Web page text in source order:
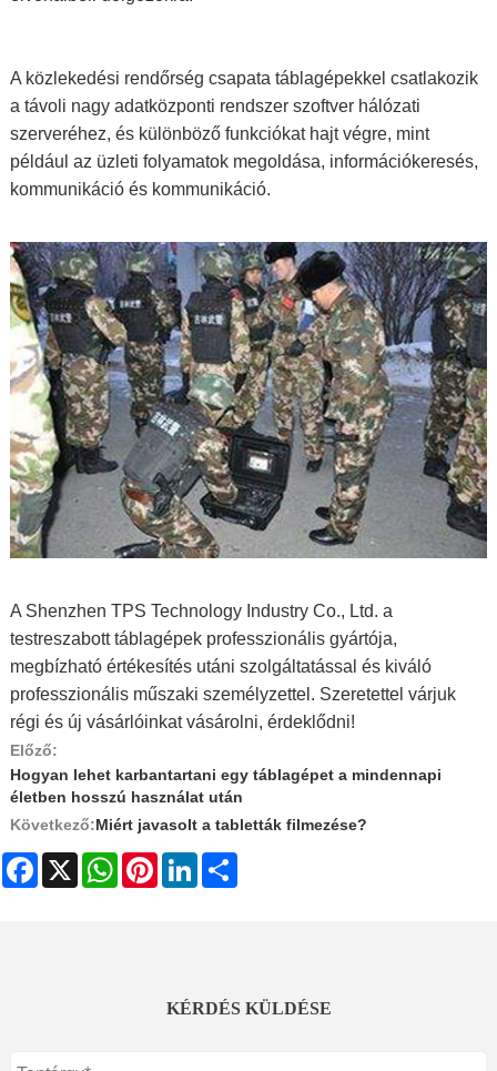
A közlekedési rendőrség csapata táblagépekkel csatlakozik
a távoli nagy adatközponti rendszer szoftver hálózati
szerveréhez, és különböző funkciókat hajt végre, mint
például az üzleti folyamatok megoldása, információkeresés,
kommunikáció és kommunikáció.
A Shenzhen TPS Technology Industry Co., Ltd. a
testreszabott táblagépek professzionális gyártója,
megbízható értékesítés utáni szolgáltatással és kiváló
professzionális műszaki személyzettel. Szeretettel várjuk
régi és új vásárlóinkat vásárolni, érdeklődni!
Előző:
Hogyan lehet karbantartani egy táblagépet a mindennapi
életben hosszú használat után
Következő:Miért javasolt a tabletták filmezése?
Facebook
X WhatsApp
PinterestLinkedIn
KÉRDÉS KÜLDÉSE